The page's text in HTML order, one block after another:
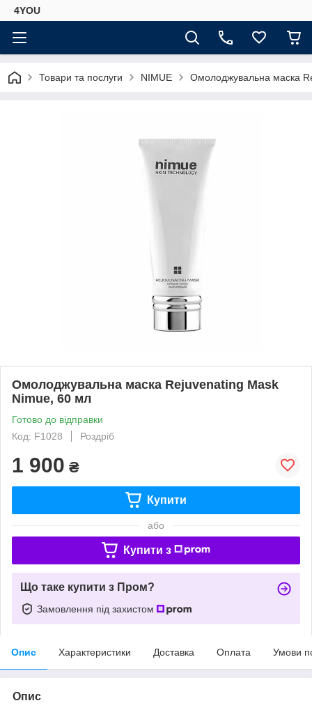
4YOU
Товари та послуги NIMUE Омолоджувальна маска
Омолоджувальна маска Rejuvenating Mask
Nimue, 60 мл
Готово до відправки
Код: F1028
Роздріб
1 900 ₴
Купити
або
Купити з
Що таке купити з Пром?
Замовлення під захистом
Опис Характеристики Доставка Оплата Умови
Опис